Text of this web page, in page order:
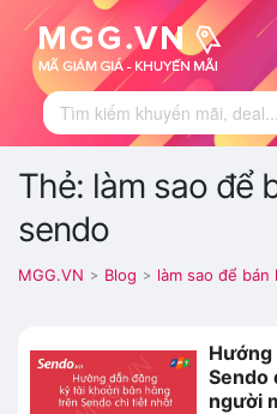
Thẻ: làm sao để
sendo
MGG.VN > Blog > làm sao để
Hướng
Sendo
người